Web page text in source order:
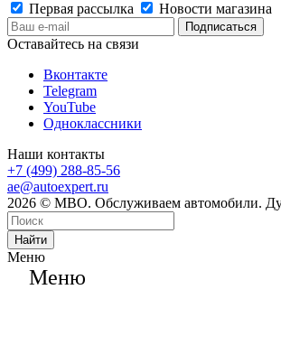
Первая рассылка
Новости магазина
Оставайтесь на связи
Вконтакте
Telegram
YouTube
Одноклассники
Наши контакты
+7 (499) 288-85-56
ae@autoexpert.ru
2026 © МВО. Обслуживаем автомобили.
Найти
Меню
Меню